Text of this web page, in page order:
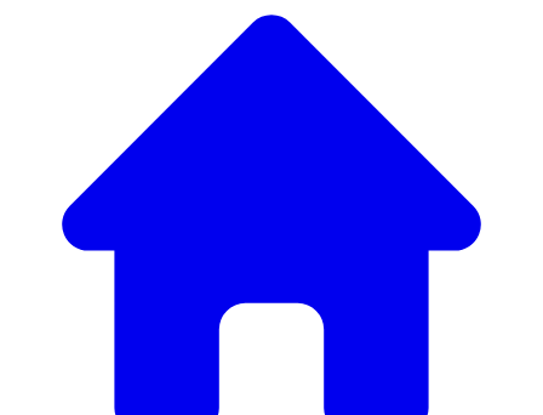
Descubra a nossa ampla seleção de mobiliário de design
Nosso Catálogo de
Mobiliário
temos tudo o que precisa para criar o ambiente perfeito.